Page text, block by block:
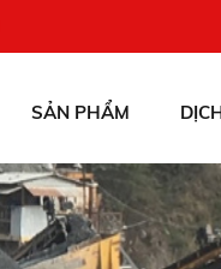
SẢN PHẨM